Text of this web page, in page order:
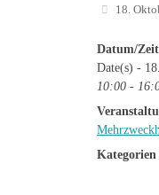
18.
Datum/Zeit
Date(s) -
10:00 -
Kategorien